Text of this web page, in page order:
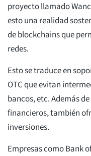
proyecto llamado
esto una realidad
de blockchains que
redes.
Esto se traduce en
OTC que evitan
bancos, etc. Además
financieros, también
inversiones.
Empresas como Bank